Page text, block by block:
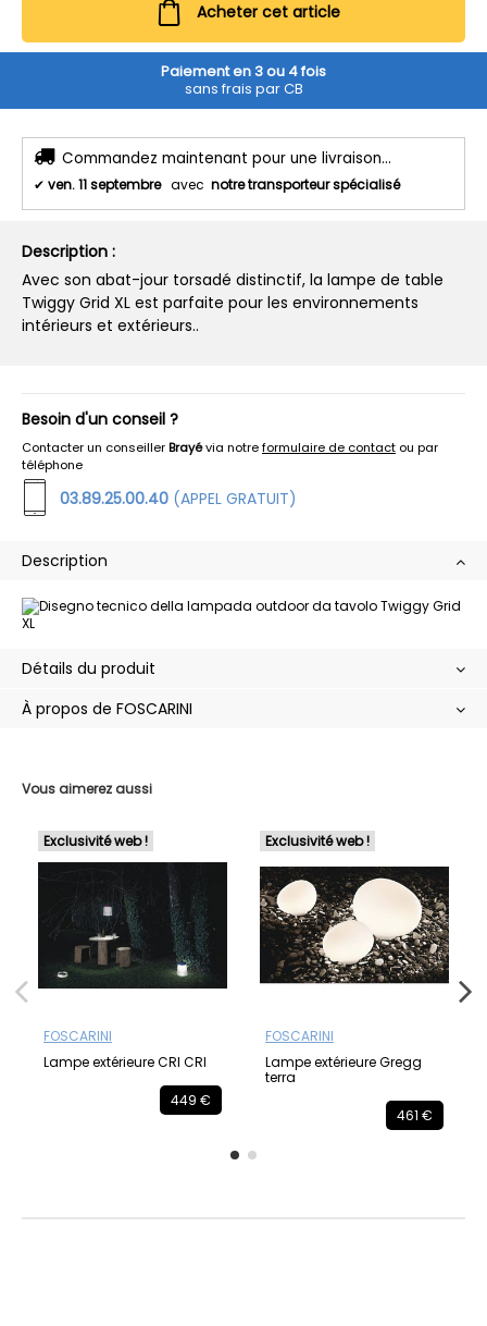
Acheter cet article
Paiement en 3 ou 4 fois
sans frais par CB
Commandez maintenant pour une livraison...
✔ ven. 11 septembre avec notre transporteur spécialisé
Description :
Avec son abat-jour torsadé distinctif, la lampe de table
Twiggy Grid XL est parfaite pour les environnements
intérieurs et extérieurs..
Besoin d'un conseil ?
Contacter un conseillerBrayévia notreformulaire de contact ou par
téléphone
03.89.25.00.40 (APPEL GRATUIT)
Vous aimerez aussi
Exclusivité web !
FOSCARINI
Lampe extérieure CRI CRI
449 €
Exclusivité web !
FOSCARINI
Lampe extérieure Gregg
terra
461 €
Description
Détails du produit
À propos de FOSCARINI